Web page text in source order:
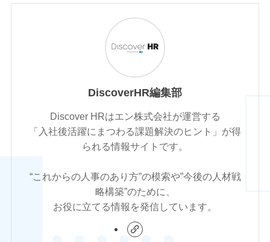
DiscoverHR編集部
Discover HRはエン株式会社が運営する
「入社後活躍にまつわる課題解決のヒント」が得
られる情報サイトです。
“これからの人事のあり方”の模索や”今後の人材戦
略構築”のために、
お役に立てる情報を発信しています。